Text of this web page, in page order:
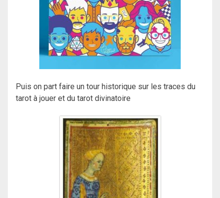
Puis on part faire un tour historique sur les traces du
tarot à jouer et du tarot divinatoire